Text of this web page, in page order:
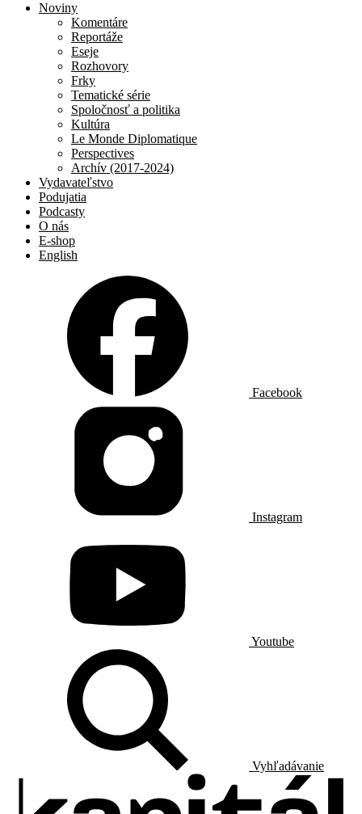
Noviny
Komentáre
Reportáže
Eseje
Rozhovory
Frky
Tematické série
Spoločnosť a politika
Kultúra
Le Monde Diplomatique
Perspectives
Archív (2017-2024)
Vydavateľstvo
Podujatia
Podcasty
O nás
E-shop
English
Facebook
Instagram
Youtube
Vyhľadávanie